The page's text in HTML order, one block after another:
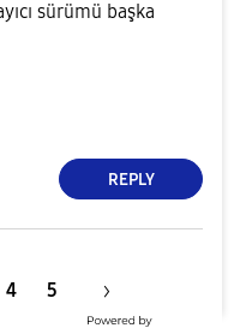
sürümü başka
REPLY
4 5